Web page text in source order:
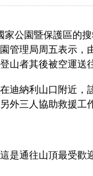
公園暨保護區的
管理局周五表示，
山者其後被空運送
迪納利山口附近，
外三人協助救援工
是通往山頂最受歡